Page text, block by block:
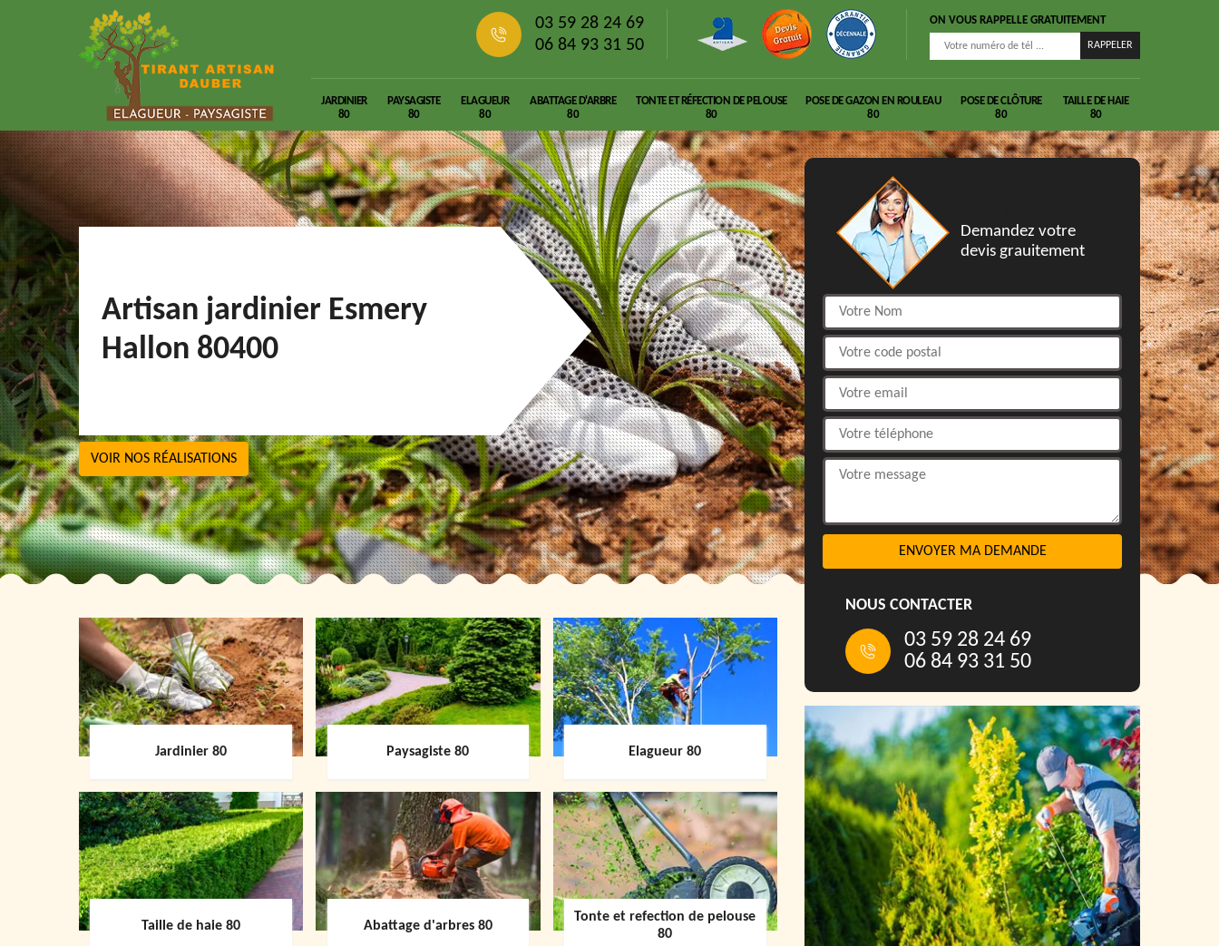
03 59 28 24 69
06 84 93 31 50
ON VOUS RAPPELLE GRATUITEMENT
JARDINIER
80
PAYSAGISTE
80
ELAGUEUR
80
ABATTAGE D'ARBRE
80
TONTE ET RÉFECTION DE PELOUSE
80
POSE DE GAZON EN ROULEAU
80
POSE DE CLÔTURE
80
TAILLE DE HAIE
80
Artisan jardinier Esmery
Hallon 80400
VOIR NOS RÉALISATIONS
Jardinier 80 Paysagiste 80 Elagueur 80
Taille de haie 80 Abattage d'arbres 80
Tonte et refection de pelouse
80
Demandez votre
devis grauitement
NOUS CONTACTER
03 59 28 24 69
06 84 93 31 50